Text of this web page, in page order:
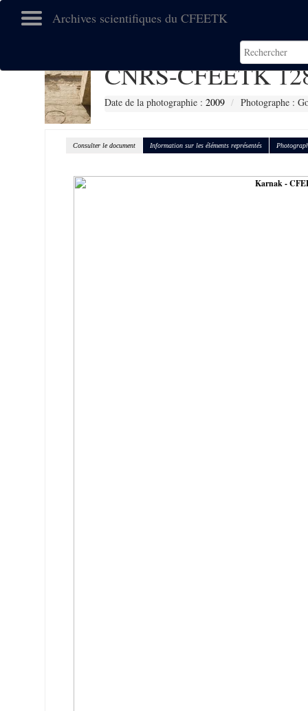
Archives scientifiques du CFEETK
CNRS-CFEETK
Date de la photographie : 2009 Photographe :
Consulter le document Information sur les éléments représentés